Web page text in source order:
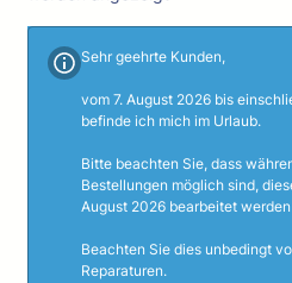
Sehr geehrte Kunden,
vom 7. August 2026 bis
befinde ich mich im Urlaub.
Bitte beachten Sie, dass
Bestellungen möglich sind,
August 2026 bearbeitet
Beachten Sie dies unbedingt
Reparaturen.